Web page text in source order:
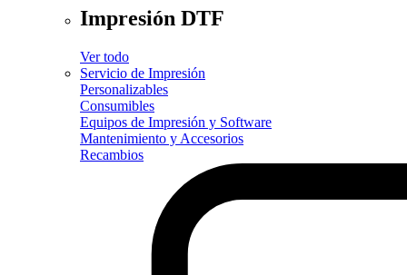
Impresión DTF
Ver todo
Servicio de Impresión
Personalizables
Consumibles
Equipos de Impresión y Software
Mantenimiento y Accesorios
Recambios